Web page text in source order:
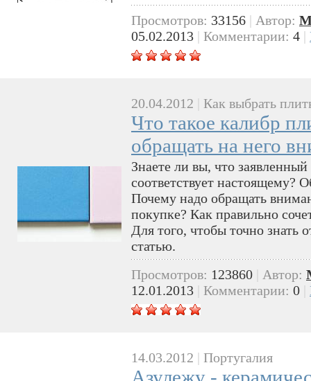
Просмотров: 33156 | Автор:
05.02.2013 | Комментарии: 4 |
20.04.2012 Как выбрать
Что такое калибр
обращать на него
Знаете ли вы, что
соответствует настоящему?
Почему надо обращать
покупке? Как правильно
Для того, чтобы точно знать
статью.
Просмотров: 123860 Автор:
12.01.2013
Комментарии: 0
14.03.2012 | Португалия